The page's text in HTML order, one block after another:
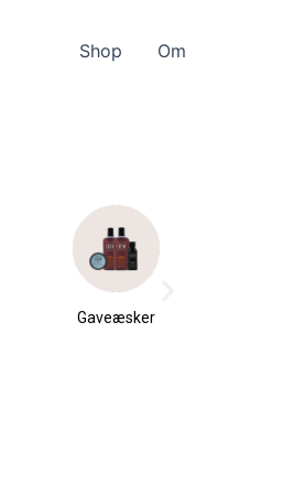
Shop Om
Parfumer &